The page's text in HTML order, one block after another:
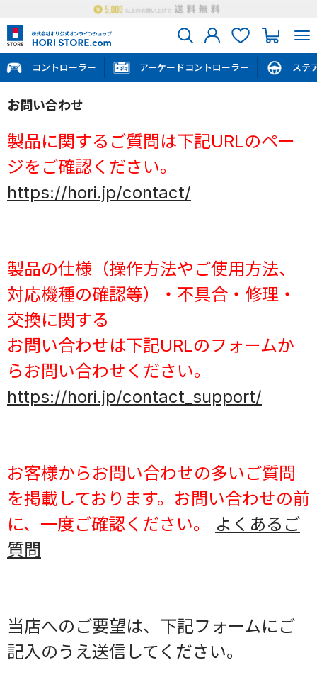
コントローラー アーケードコントローラー ステ
お問い合わせ
製品に関するご質問は下記URLのペー
ジをご確認ください。
https://hori.jp/contact/
製品の仕様（操作方法やご使用方法、
対応機種の確認等）・不具合・修理・
交換に関する
お問い合わせは下記URLのフォームか
らお問い合わせください。
https://hori.jp/contact_support/
お客様からお問い合わせの多いご質問
を掲載しております。お問い合わせの前
に、一度ご確認ください。
よくあるご
質問
当店へのご要望は、下記フォームにご
記入のうえ送信してください。